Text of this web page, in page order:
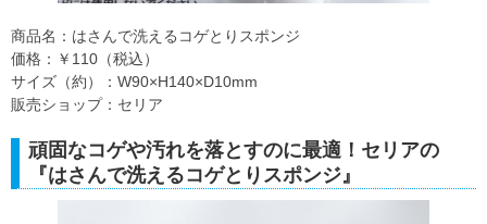
商品名：はさんで洗えるコゲとりスポンジ
価格：￥110（税込）
サイズ（約）：W90×H140×D10mm
販売ショップ：セリア
頑固なコゲや汚れを落とすのに最適！セリアの
『はさんで洗えるコゲとりスポンジ』